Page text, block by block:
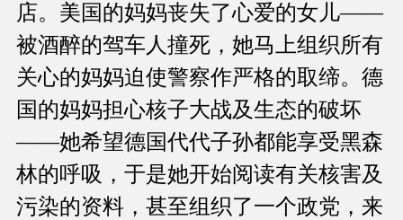
店。美国的妈妈丧失了心爱的女儿——
被酒醉的驾车人撞死，她马上组织所有
关心的妈妈迫使警察作严格的取缔。德
国的妈妈担心核子大战及生态的破坏
——她希望德国代代子孙都能享受黑森
林的呼吸，于是她开始阅读有关核害及
污染的资料，甚至组织了一个政党，来